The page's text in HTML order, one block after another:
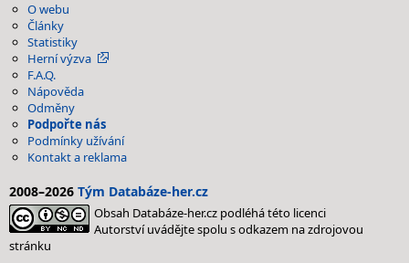
O webu
Články
Statistiky
Herní výzva
F.A.Q.
Nápověda
Odměny
Podpořte nás
Podmínky užívání
Kontakt a reklama
2008–2026 Tým Databáze-her.cz
Obsah Databáze-her.cz podléhá této licenci
Autorství uvádějte spolu s odkazem na zdrojovou
stránku